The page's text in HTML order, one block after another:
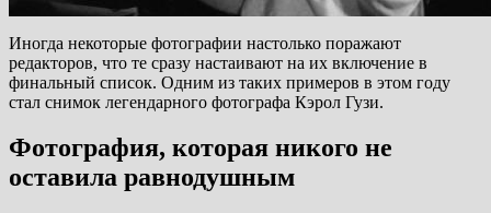
Иногда некоторые фотографии настолько поражают
редакторов, что те сразу настаивают на их включение в
финальный список. Одним из таких примеров в этом году
стал снимок легендарного фотографа Кэрол Гузи.
Фотография, которая никого не
оставила равнодушным